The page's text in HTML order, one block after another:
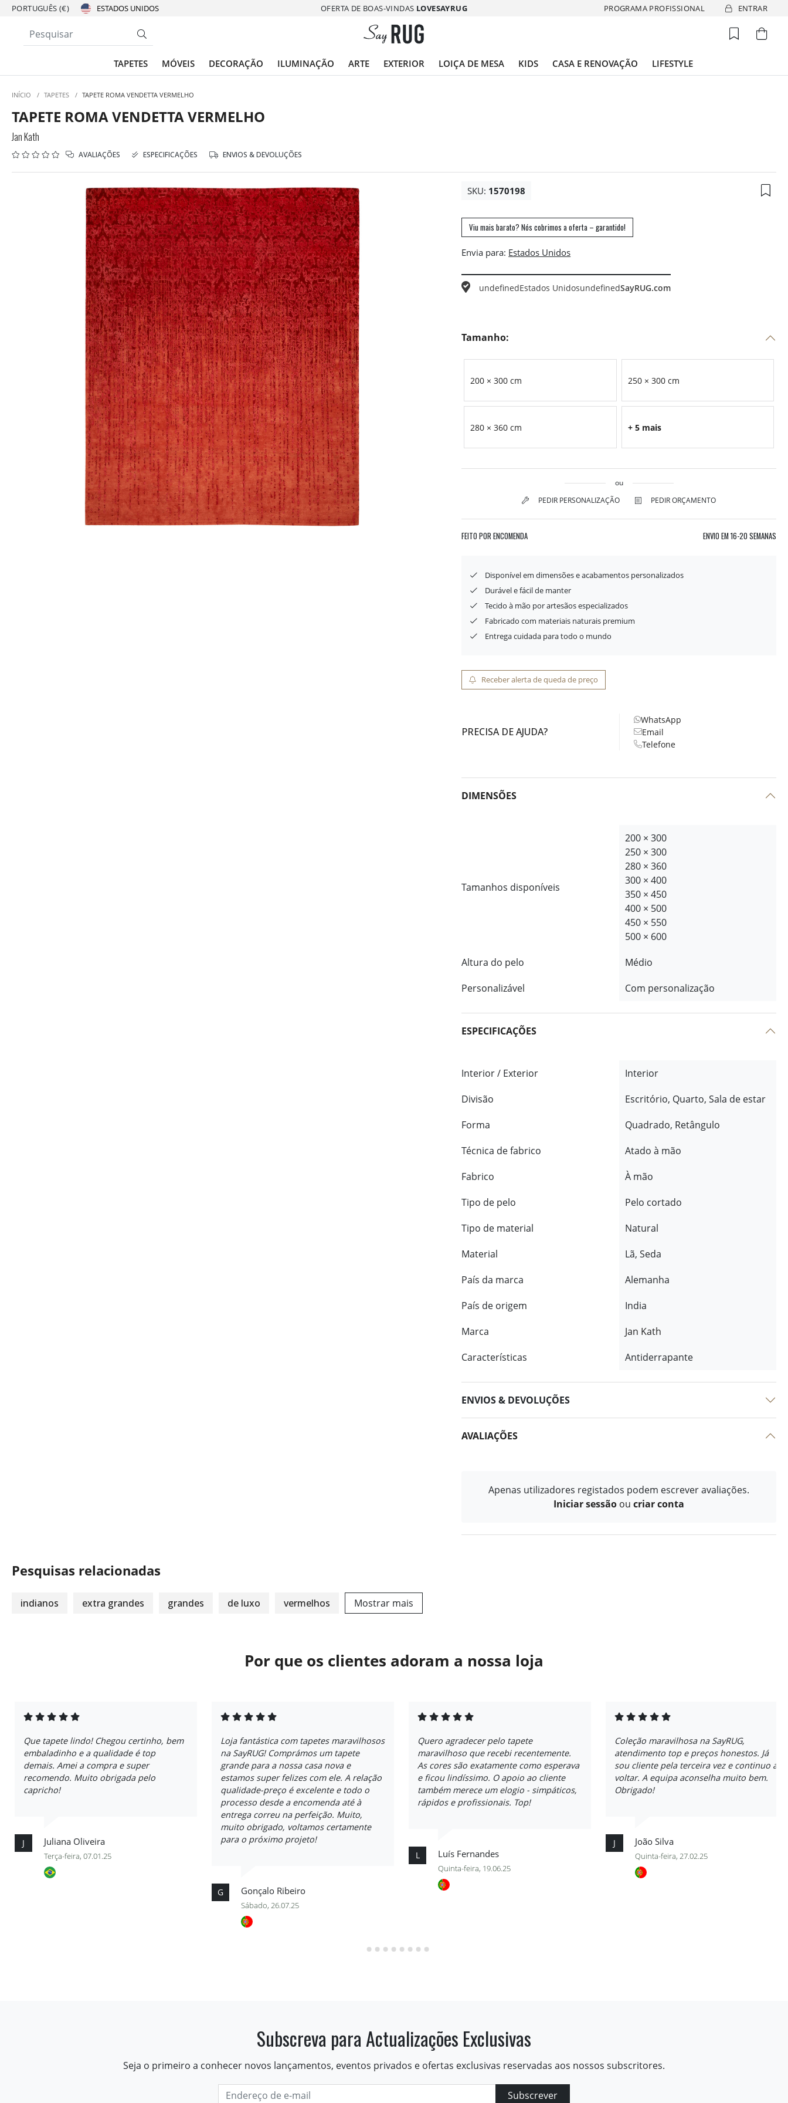
PORTUGUÊS (€) OFERTA DE BOAS-VINDAS LOVESAYRUG PROGRAMA PROFISSIONAL ENTRAR
TAPETES MÓVEIS DECORAÇÃO ILUMINAÇÃO ARTE EXTERIOR LOIÇA DE MESA KIDS CASA E RENOVAÇÃO LIFESTYLE
INÍCIO / TAPETES / TAPETE ROMA VENDETTA VERMELHO
TAPETE ROMA VENDETTA VERMELHO
Jan Kath
AVALIAÇÕES ESPECIFICAÇÕES ENVIOS & DEVOLUÇÕES
SKU: 1570198
Viu mais barato? Nós cobrimos a oferta – garantido!
Envia para:
undefinedEstados UnidosundefinedSayRUG.com
Tamanho:
200 × 300 cm 250 × 300 cm
280 × 360 cm + 5 mais
ou
PEDIR PERSONALIZAÇÃO
PEDIR ORÇAMENTO
FEITO POR ENCOMENDA ENVIO EM 16-20 SEMANAS
Disponível em dimensões e acabamentos personalizados
Durável e fácil de manter
Tecido à mão por artesãos especializados
Fabricado com materiais naturais premium
Entrega cuidada para todo o mundo
Receber alerta de queda de preço
PRECISA DE AJUDA?
WhatsApp
Email
Telefone
DIMENSÕES
Tamanhos disponíveis
200 × 300
250 × 300
280 × 360
300 × 400
350 × 450
400 × 500
450 × 550
500 × 600
Altura do pelo
Médio
Personalizável
Com personalização
ESPECIFICAÇÕES
Interior / Exterior
Interior
Divisão
Escritório, Quarto, Sala de estar
Forma
Quadrado, Retângulo
Técnica de fabrico
Atado à mão
Fabrico
À mão
Tipo de pelo
Pelo cortado
Tipo de material
Natural
Material
Lã, Seda
País da marca
Alemanha
País de origem
India
Marca
Jan Kath
Características
Antiderrapante
ENVIOS & DEVOLUÇÕES
AVALIAÇÕES
Apenas utilizadores registados podem escrever avaliações.
Iniciar sessão ou criar conta
Pesquisas relacionadas
indianos extra grandes grandes de luxo vermelhos Mostrar mais
Por que os clientes adoram a nossa loja
Que tapete lindo! Chegou certinho, bem
embaladinho e a qualidade é top
demais. Amei a compra e super
recomendo. Muito obrigada pelo
capricho!
J Juliana Oliveira
Terça-feira, 07.01.25
Loja fantástica com tapetes maravilhosos
na SayRUG! Comprámos um tapete
grande para a nossa casa nova e
estamos super felizes com ele. A relação
qualidade-preço é excelente e todo o
processo desde a encomenda até à
entrega correu na perfeição. Muito,
muito obrigado, voltamos certamente
para o próximo projeto!
G Gonçalo Ribeiro
Sábado, 26.07.25
Quero agradecer pelo tapete
maravilhoso que recebi recentemente.
As cores são exatamente como esperava
e ficou lindíssimo. O apoio ao cliente
também merece um elogio - simpáticos,
rápidos e profissionais. Top!
L Luís Fernandes
Quinta-feira, 19.06.25
Coleção maravilhosa na SayRUG,
atendimento top e preços honestos. Já
sou cliente pela terceira vez e continuo a
voltar. A equipa aconselha muito bem.
Obrigado!
J João Silva
Quinta-feira, 27.02.25
Subscreva para Actualizações Exclusivas
Seja o primeiro a conhecer novos lançamentos, eventos privados e ofertas exclusivas reservadas aos nossos subscritores.
Subscrever